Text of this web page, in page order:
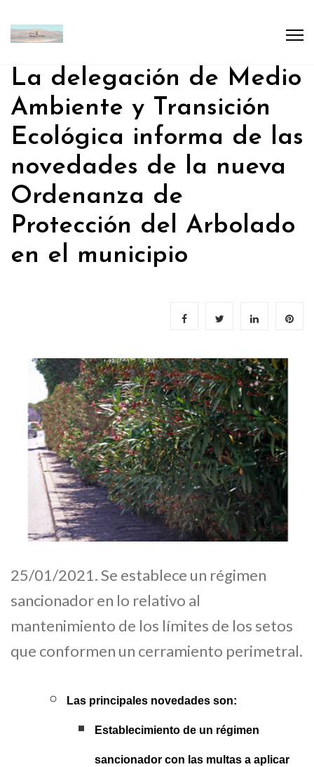
La delegación de Medio
Ambiente y Transición
Ecológica informa de las
novedades de la nueva
Ordenanza de
Protección del Arbolado
en el municipio
25/01/2021. Se establece un régimen
sancionador en lo relativo al
mantenimiento de los límites de los setos
que conformen un cerramiento perimetral.
Las principales novedades son:
Establecimiento de un régimen
sancionador con las multas a aplicar